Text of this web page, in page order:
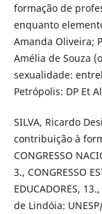
formação de
enquanto
Amanda Oliveira;
Amélia de Souza
sexualidade:
Petrópolis: DP Et
SILVA, Ricardo
contribuição à
CONGRESSO
3., CONGRESSO
EDUCADORES,
de Lindóia: